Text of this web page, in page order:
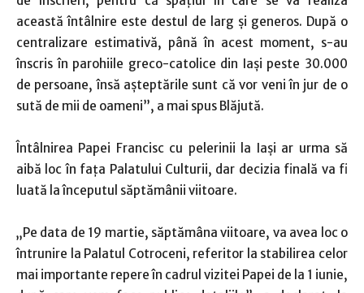
această întâlnire este destul de larg şi generos. După o
centralizare estimativă, până în acest moment, s-au
înscris în parohiile greco-catolice din Iaşi peste 30.000
de persoane, însă aşteptările sunt că vor veni în jur de o
sută de mii de oameni”, a mai spus Blăjută.
Întâlnirea Papei Francisc cu pelerinii la Iaşi ar urma să
aibă loc în faţa Palatului Culturii, dar decizia finală va fi
luată la începutul săptămânii viitoare.
„Pe data de 19 martie, săptămâna viitoare, va avea loc o
întrunire la Palatul Cotroceni, referitor la stabilirea celor
mai importante repere în cadrul vizitei Papei de la 1 iunie,